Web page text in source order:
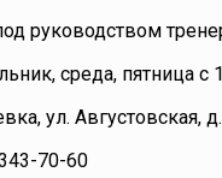
руководством
среда, пятница с
ул.
70-60